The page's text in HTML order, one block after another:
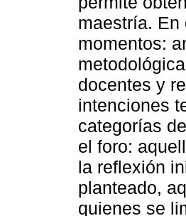
maestría. En
momentos:
docentes y
intenciones
categorías
el foro:
la reflexión
planteado,
quienes se